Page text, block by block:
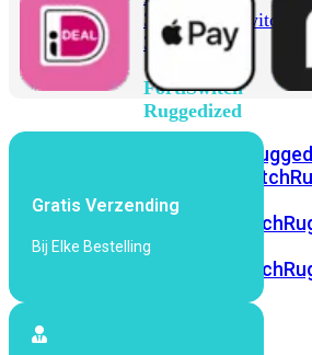
3032EFortiSwitch
3032G
FortiSwitch
Ruggedized
FortiSwitchRugged
112F-
216F-
Gratis Verzending
Bij Elke Bestelling